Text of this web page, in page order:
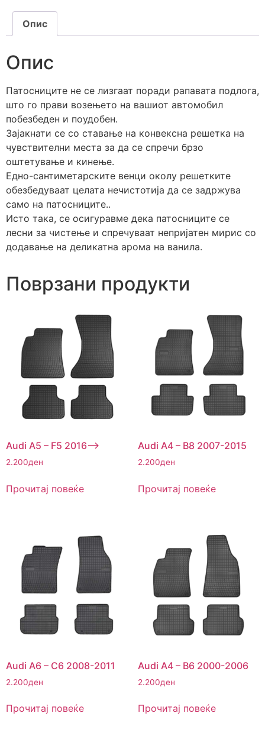
Опис
Опис
Патосниците не се лизгаат поради рапавата подлога,
што го прави возењето на вашиот автомобил
побезбеден и поудобен.
Зајакнати се со ставање на конвексна решетка на
чувствителни места за да се спречи брзо
оштетување и кинење.
Едно-сантиметарските венци околу решетките
обезбедуваат целата нечистотија да се задржува
само на патосниците..
Исто така, се осигуравме дека патосниците се
лесни за чистење и спречуваат непријатен мирис со
додавање на деликатна арома на ванила.
Поврзани продукти
Audi A5 – F5 2016–>
2.200ден
Прочитај повеќе
Audi A4 – B8 2007-2015
2.200ден
Прочитај повеќе
Audi A6 – C6 2008-2011
2.200ден
Прочитај повеќе
Audi A4 – B6 2000-2006
2.200ден
Прочитај повеќе